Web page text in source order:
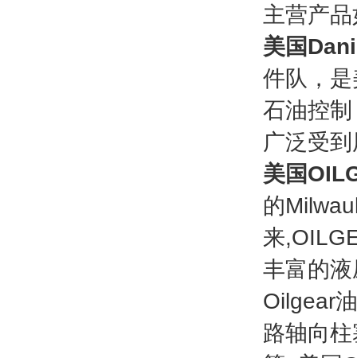
主营产
美国
件队，
石油控
广泛受
美国
的
来
丰富的
Oilgear
路轴向